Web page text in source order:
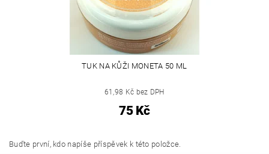
TUK NA KŮŽI MONETA 50 ML
61,98 Kč bez DPH
75 Kč
Buďte první, kdo napíše příspěvek k této položce.